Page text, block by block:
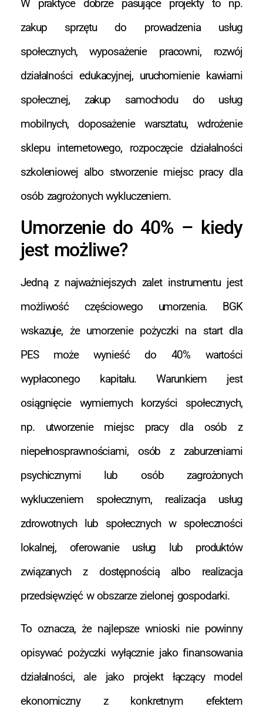
W praktyce dobrze pasujące projekty to np.
zakup sprzętu do prowadzenia usług
społecznych, wyposażenie pracowni, rozwój
działalności edukacyjnej, uruchomienie kawiarni
społecznej, zakup samochodu do usług
mobilnych, doposażenie warsztatu, wdrożenie
sklepu internetowego, rozpoczęcie działalności
szkoleniowej albo stworzenie miejsc pracy dla
osób zagrożonych wykluczeniem.
Umorzenie do 40% – kiedy
jest możliwe?
Jedną z najważniejszych zalet instrumentu jest
możliwość częściowego umorzenia. BGK
wskazuje, że umorzenie pożyczki na start dla
PES może wynieść do 40% wartości
wypłaconego kapitału. Warunkiem jest
osiągnięcie wymiernych korzyści społecznych,
np. utworzenie miejsc pracy dla osób z
niepełnosprawnościami, osób z zaburzeniami
psychicznymi lub osób zagrożonych
wykluczeniem społecznym, realizacja usług
zdrowotnych lub społecznych w społeczności
lokalnej, oferowanie usług lub produktów
związanych z dostępnością albo realizacja
przedsięwzięć w obszarze zielonej gospodarki.
To oznacza, że najlepsze wnioski nie powinny
opisywać pożyczki wyłącznie jako finansowania
działalności, ale jako projekt łączący model
ekonomiczny z konkretnym efektem